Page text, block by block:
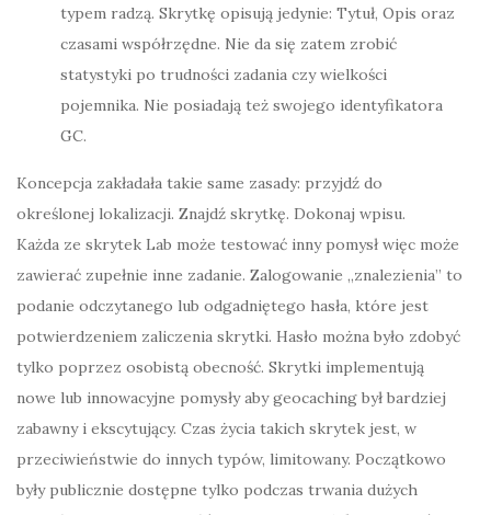
typem radzą. Skrytkę opisują jedynie: Tytuł, Opis oraz
czasami współrzędne. Nie da się zatem zrobić
statystyki po trudności zadania czy wielkości
pojemnika. Nie posiadają też swojego identyfikatora
GC.
Koncepcja zakładała takie same zasady: przyjdź do
określonej lokalizacji. Znajdź skrytkę. Dokonaj wpisu.
Każda ze skrytek Lab może testować inny pomysł więc może
zawierać zupełnie inne zadanie. Zalogowanie „znalezienia” to
podanie odczytanego lub odgadniętego hasła, które jest
potwierdzeniem zaliczenia skrytki. Hasło można było zdobyć
tylko poprzez osobistą obecność. Skrytki implementują
nowe lub innowacyjne pomysły aby geocaching był bardziej
zabawny i ekscytujący. Czas życia takich skrytek jest, w
przeciwieństwie do innych typów, limitowany. Początkowo
były publicznie dostępne tylko podczas trwania dużych